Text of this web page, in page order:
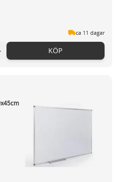
ca 11 dagar
KÖP